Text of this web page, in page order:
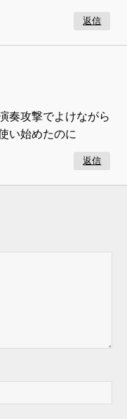
返信
奏攻撃でよけながら
い始めたのに
返信